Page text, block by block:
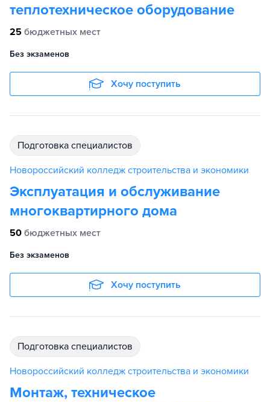
теплотехническое оборудование
25 бюджетных мест
Без экзаменов
Хочу поступить
подготовка специалистов
Новороссийский колледж строительства и экономики
Эксплуатация и обслуживание
многоквартирного дома
50 бюджетных мест
Без экзаменов
Хочу поступить
подготовка специалистов
Новороссийский колледж строительства и экономики
Монтаж, техническое